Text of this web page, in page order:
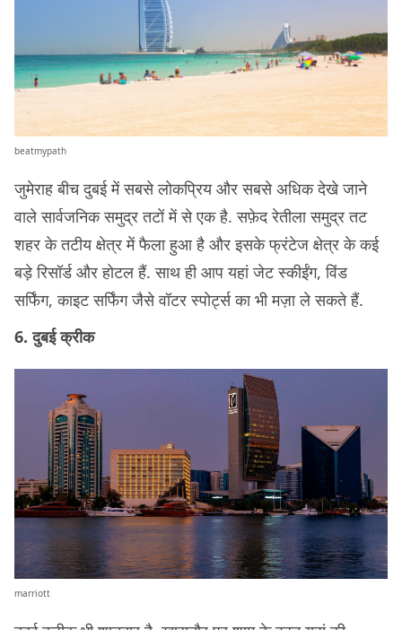
beatmypath
जुमेराह बीच दुबई में सबसे लोकप्रिय और सबसे अधिक देखे जाने
वाले सार्वजनिक समुद्र तटों में से एक है. सफ़ेद रेतीला समुद्र तट
शहर के तटीय क्षेत्र में फैला हुआ है और इसके फ्रंटेज क्षेत्र के कई
बड़े रिसॉर्ड और होटल हैं. साथ ही आप यहां जेट स्कीईंग, विंड
सर्फिंग, काइट सर्फिंग जैसे वॉटर स्पोर्ट्स का भी मज़ा ले सकते हैं.
6. दुबई क्रीक
marriott